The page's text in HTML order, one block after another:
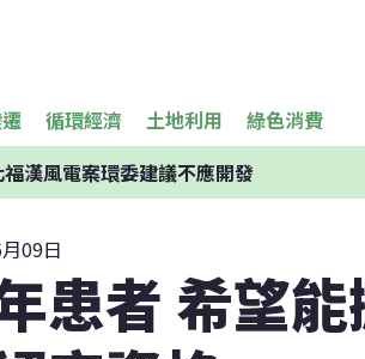
循環經濟 土地利用 綠色消費
漢風電案環委建議不應開發
09日
患者 希望